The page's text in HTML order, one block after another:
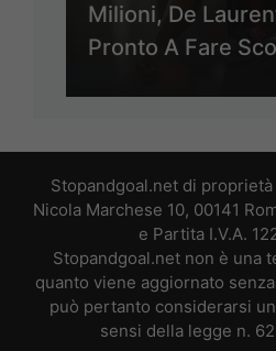
Milioni, De
Pronto A Fare
Stopandgoal.net di proprietà
Nicola Marchese 10, 00141
e Partita I.V.A.
Stopandgoal.net non è una
quanto viene aggiornato
può pertanto considerarsi
sensi della legge n.